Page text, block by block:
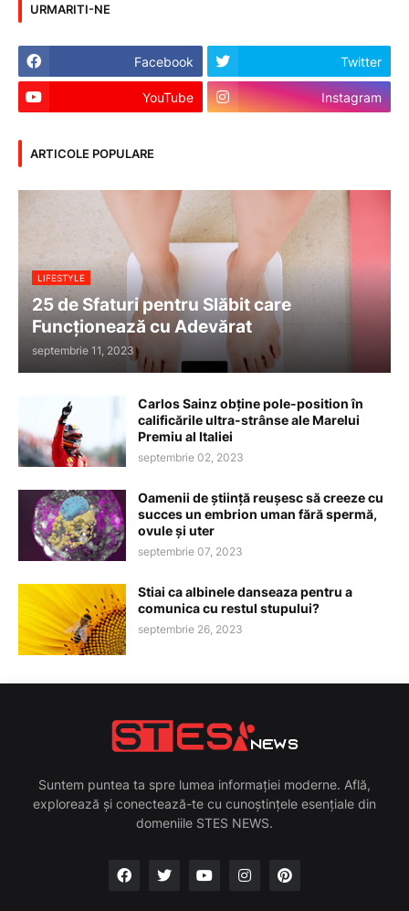
URMARITI-NE
Facebook Twitter
YouTube Instagram
ARTICOLE POPULARE
LIFESTYLE
25 de Sfaturi pentru Slăbit care
Funcționează cu Adevărat
septembrie 11, 2023
Carlos Sainz obține pole-position în
calificările ultra-strânse ale Marelui
Premiu al Italiei
septembrie 02, 2023
Oamenii de știință reușesc să creeze cu
succes un embrion uman fără spermă,
ovule și uter
septembrie 07, 2023
Stiai ca albinele danseaza pentru a
comunica cu restul stupului?
septembrie 26, 2023
Suntem puntea ta spre lumea informației moderne. Află,
explorează și conectează-te cu cunoștințele esențiale din
domeniile STES NEWS.